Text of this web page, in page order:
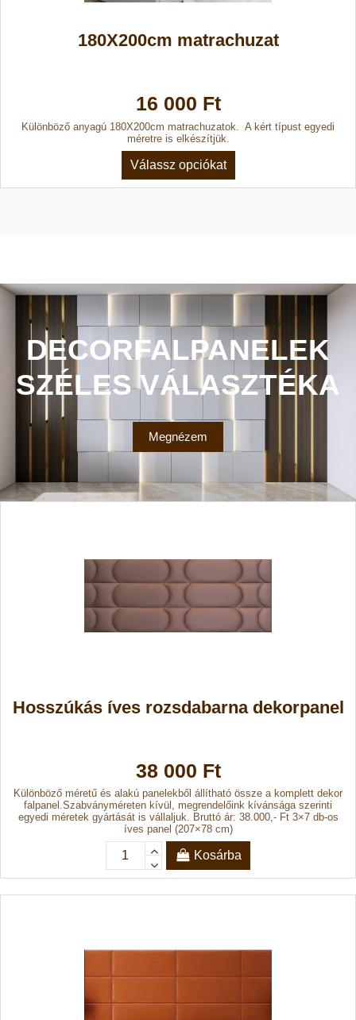
180X200cm matrachuzat
16 000 Ft
Különböző anyagú 180X200cm matrachuzatok. A kért típust egyedi
méretre is elkészítjük.
Válassz opciókat
DECORFALPANELEK
SZÉLES VÁLASZTÉKA
Megnézem
Hosszúkás íves rozsdabarna dekorpanel
38 000 Ft
Különböző méretű és alakú panelekből állítható össze a komplett dekor
falpanel.Szabványméreten kívül, megrendelőink kívánsága szerinti
egyedi méretek gyártását is vállaljuk. Bruttó ár: 38.000,- Ft 3×7 db-os
íves panel (207×78 cm)
Kosárba